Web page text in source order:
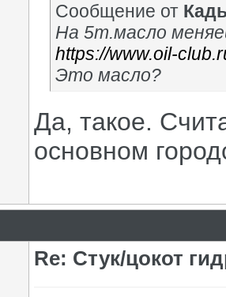
Сообщение от
На 5т.масло
https://www.oil-
Это масло?
Да, такое.
основном
Re: Стук/цокот